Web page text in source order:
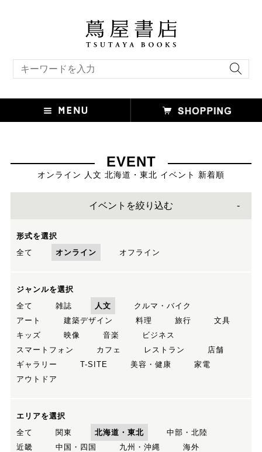
EVENT
オンライン 人文 北海道・東北 イベント 新着順
イベントを絞り込む
形式を選択
全て
オンライン オフライン
ジャンルを選択
全て
雑誌 人文
クルマ・バイク
アート
建築デザイン 料理 旅行
文具
キッズ
映像 音楽
ビジネス
スマートフォン
カフェ レストラン
店舗
ギャラリー
T-SITE 美容・健康
家電
アウトドア
エリアを選択
全て
関東 北海道・東北
中部・北陸
近畿
中国・四国 九州・沖縄 海外